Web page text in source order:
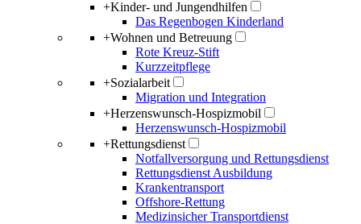
+Kinder- und Jungendhilfen
Das Regenbogen Kinderland
+Wohnen und Betreuung
Rote Kreuz-Stift
Kurzzeitpflege
+Sozialarbeit
Migration und Integration
+Herzenswunsch-Hospizmobil
Herzenswunsch-Hospizmobil
+Rettungsdienst
Notfallversorgung und Rettungsdienst
Rettungsdienst Ausbildung
Krankentransport
Offshore-Rettung
Medizinsicher Transportdienst